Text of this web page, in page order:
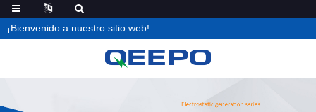
¡Bienvenido a nuestro sitio web!